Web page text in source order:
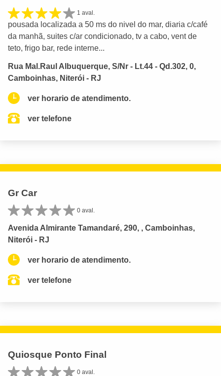
1 aval.
pousada localizada a 50 ms do nivel do mar, diaria c/café
da manhã, suites c/ar condicionado, tv a cabo, vent de
teto, frigo bar, rede interne...
Rua Mal.Raul Albuquerque, S/Nr - Lt.44 - Qd.302, 0,
Camboinhas, Niterói - RJ
ver horario de atendimento.
ver telefone
Gr Car
0 aval.
Avenida Almirante Tamandaré, 290, , Camboinhas,
Niterói - RJ
ver horario de atendimento.
ver telefone
Quiosque Ponto Final
0 aval.